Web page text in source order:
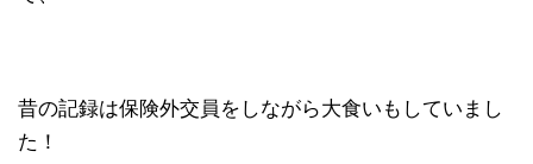
昔の記録は保険外交員をしながら大食いもしていまし
た！